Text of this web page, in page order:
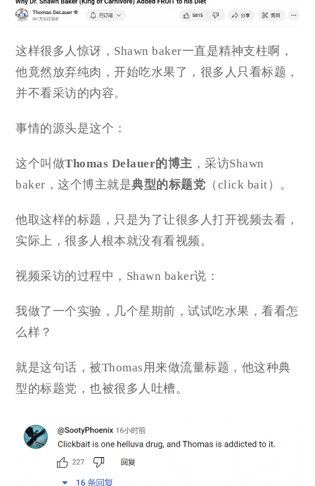
这样很多人惊讶，Shawn baker一直是精神支柱啊，
他竟然放弃纯肉，开始吃水果了，很多人只看标题，
并不看采访的内容。
事情的源头是这个：
这个叫做Thomas Delauer的博主 ，采访Shawn
baker，这个博主就是典型的标题党 （click bait）。
他取这样的标题，只是为了让很多人打开视频去看，
实际上，很多人根本就没有看视频。
视频采访的过程中，Shawn baker说：
我做了一个实验，几个星期前，试试吃水果，看看怎
么样？
就是这句话，被Thomas用来做流量标题，他这种典
型的标题党，也被很多人吐槽。